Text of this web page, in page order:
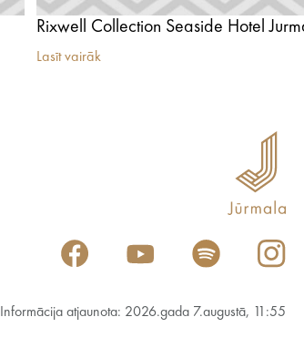
Rixwell Collection Seaside Hotel
Lasīt vairāk
Informācija atjaunota: 2026.gada 7.augustā, 11:55